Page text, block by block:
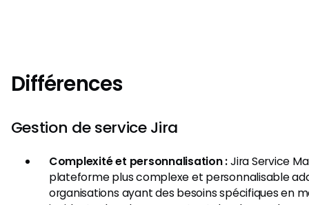
Différences
Gestion de service Jira
Complexité et personnalisation :Jira Service
plateforme plus complexe et personnalisable
organisations ayant des besoins spécifiques en